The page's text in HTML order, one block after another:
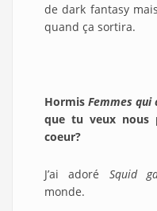
de dark fantasy
quand ça sortira.
HormisFemmes qui
que tu veux nous
coeur?
J’ai adoré Squid
monde.